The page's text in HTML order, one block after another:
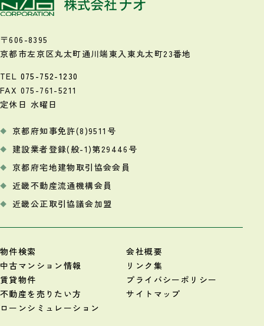
〒606-8395
京都市左京区丸太町通川端東入 東丸太町23番地
TEL 075-752-1230
FAX 075-761-5211
定休日 水曜日
京都府知事免許(8)9511号
建設業者登録(般-1)第29446号
京都府宅地建物取引協会会員
近畿不動産流通機構会員
近畿公正取引協議会加盟
物件検索
中古マンション情報
賃貸物件
不動産を売りたい方
ローンシミュレーション
会社概要
リンク集
プライバシーポリシー
サイトマップ